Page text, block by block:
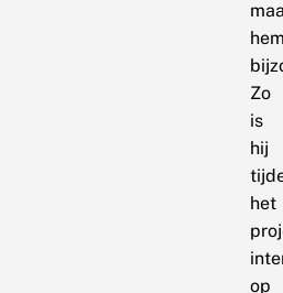
Zo
is
hij
het
op